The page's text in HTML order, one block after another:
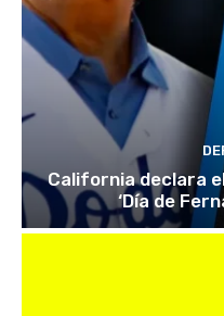
California declara
‘Día de